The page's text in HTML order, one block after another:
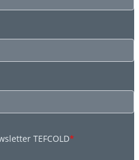
TEFCOLD*